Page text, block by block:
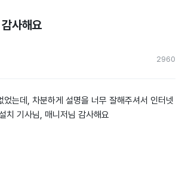
사해요
2960
었는데, 차분하게 설명을 너무 잘해주셔서 인터넷
치 기사님, 매니저님 감사해요